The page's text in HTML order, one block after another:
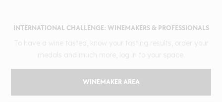
INTERNATIONAL CHALLENGE: WINEMAKERS & PROFESSIONALS
WINEMAKER AREA